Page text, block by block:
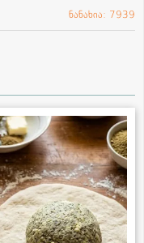
ნანახია: 7939